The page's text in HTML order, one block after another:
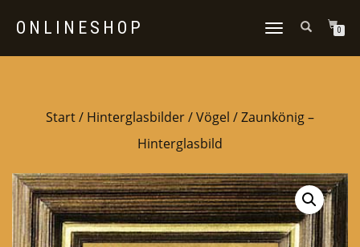
ONLINESHOP
NAVIGATION
0
Start/ Hinterglasbilder/Vögel / Zaunkönig –
Hinterglasbild